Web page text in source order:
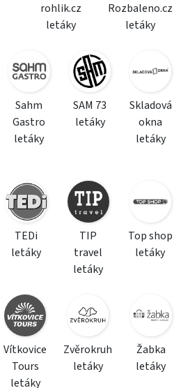
rohlik.cz
letáky
Rozbaleno.cz
letáky
Sahm
Gastro
letáky
SAM 73
letáky
Skladová
okna
letáky
TEDi
letáky
TIP
travel
letáky
Top shop
letáky
Vítkovice
Tours
letáky
Zvěrokruh
letáky
Žabka
letáky